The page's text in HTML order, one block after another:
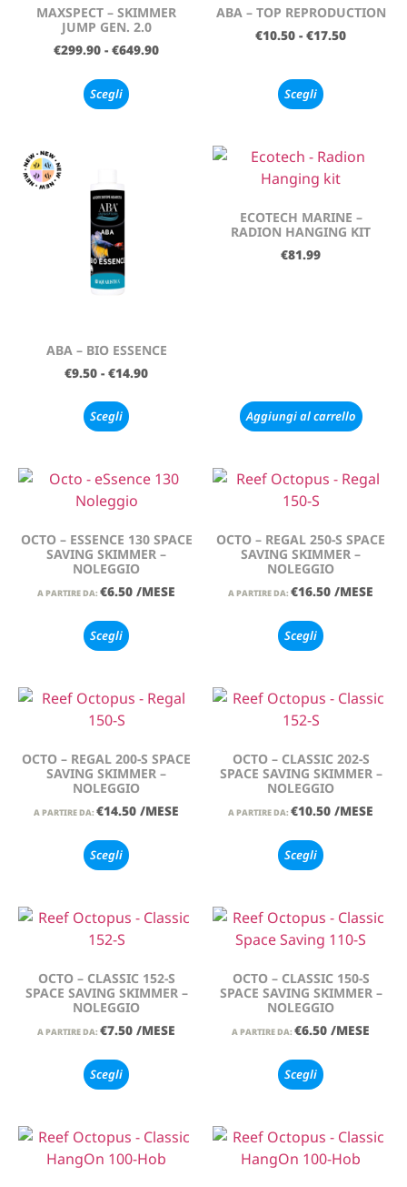
MAXSPECT – SKIMMER
JUMP GEN. 2.0
€299.90 - €649.90
Scegli
ABA – TOP REPRODUCTION
€10.50 - €17.50
Scegli
ABA – BIO ESSENCE
€9.50 - €14.90
Scegli
ECOTECH MARINE –
RADION HANGING KIT
€81.99
Aggiungi al carrello
OCTO – ESSENCE 130 SPACE
SAVING SKIMMER –
NOLEGGIO
A PARTIRE DA: €6.50 /MESE
Scegli
OCTO – REGAL 250-S SPACE
SAVING SKIMMER –
NOLEGGIO
A PARTIRE DA: €16.50 /MESE
Scegli
OCTO – REGAL 200-S SPACE
SAVING SKIMMER –
NOLEGGIO
A PARTIRE DA: €14.50 /MESE
Scegli
OCTO – CLASSIC 202-S
SPACE SAVING SKIMMER –
NOLEGGIO
A PARTIRE DA: €10.50 /MESE
Scegli
OCTO – CLASSIC 152-S
SPACE SAVING SKIMMER –
NOLEGGIO
A PARTIRE DA: €7.50 /MESE
Scegli
OCTO – CLASSIC 150-S
SPACE SAVING SKIMMER –
NOLEGGIO
A PARTIRE DA: €6.50 /MESE
Scegli